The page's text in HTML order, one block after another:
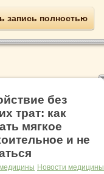
запись полностью
без
трат: как
мягкое
и не
Новости медицины